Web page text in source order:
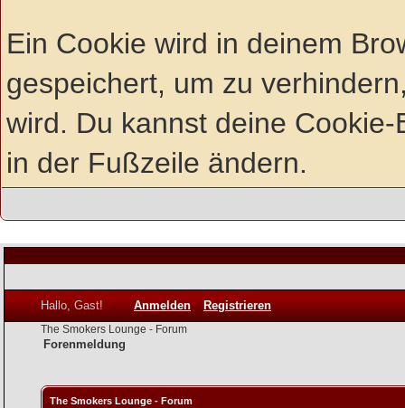
Ein Cookie wird in deinem
gespeichert, um zu
wird. Du kannst deine
in der Fußzeile ändern.
Hallo, Gast! Anmelden Registrieren
The Smokers Lounge - Forum
Forenmeldung
The Smokers Lounge - Forum